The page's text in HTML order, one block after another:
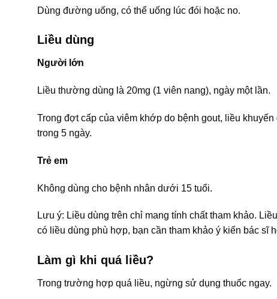
Dùng đường uống, có thể uống lúc đói hoặc no.
Liều dùng
Người lớn
Liều thường dùng là 20mg (1 viên nang), ngày một lần.
Trong đợt cấp của viêm khớp do bệnh gout, liều
trong 5 ngày.
Trẻ em
Không dùng cho bệnh nhân dưới 15 tuổi.
Lưu ý: Liều dùng trên chỉ mang tính chất tham khảo.
có liều dùng phù hợp, bạn cần tham khảo ý kiến bác sĩ
Làm gì khi quá liều?
Trong trường hợp quá liều, ngừng sử dụng thuốc ngay.